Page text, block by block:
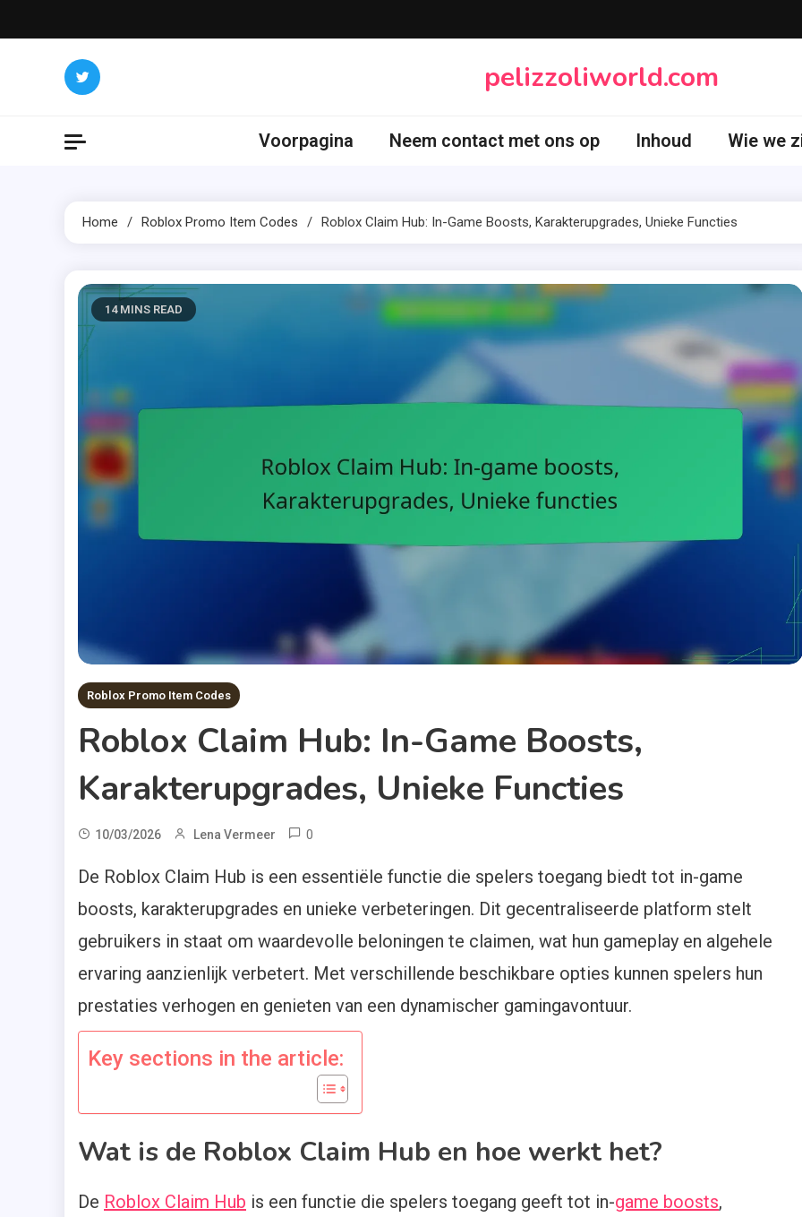
to
pelizzoliworld.com
Voorpagina Neem contact met ons op Inhoud Wie we
Home Roblox Promo Item Codes Roblox Claim Hub: In-Game Boosts, Karakterupgrades, Unieke Functies
14 MINS READ
Roblox Promo Item Codes
Roblox Claim Hub: In-Game Boosts,
Karakterupgrades, Unieke Functies
10/03/2026 Lena Vermeer 0
De Roblox Claim Hub is een essentiële functie die spelers toegang biedt tot in-game
boosts, karakterupgrades en unieke verbeteringen. Dit gecentraliseerde platform stelt
gebruikers in staat om waardevolle beloningen te claimen, wat hun gameplay en algehele
ervaring aanzienlijk verbetert. Met verschillende beschikbare opties kunnen spelers hun
prestaties verhogen en genieten van een dynamischer gamingavontuur.
Key sections in the article:
Wat is de Roblox Claim Hub en hoe werkt het?
De Roblox Claim Hub is een functie die spelers toegang geeft tot in-game boosts,